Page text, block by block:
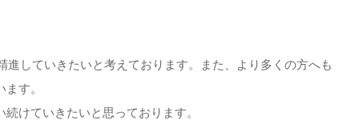
していきたいと考えております。また、より多くの方へも
す。
けていきたいと思っております。